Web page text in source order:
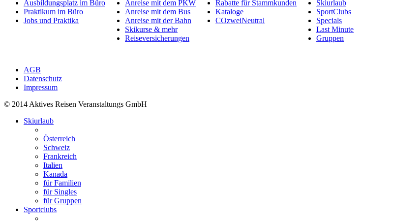
Ausbildungsplatz im Büro
Praktikum im Büro
Jobs und Praktika
Anreise mit dem PKW
Anreise mit dem Bus
Anreise mit der Bahn
Skikurse & mehr
Reiseversicherungen
Rabatte für Stammkunden
Kataloge
COzweiNeutral
Skiurlaub
SportClubs
Specials
Last Minute
Gruppen
AGB
Datenschutz
Impressum
© 2014 Aktives Reisen Veranstaltungs GmbH
Skiurlaub
Österreich
Schweiz
Frankreich
Italien
Kanada
für Familien
für Singles
für Gruppen
Sportclubs